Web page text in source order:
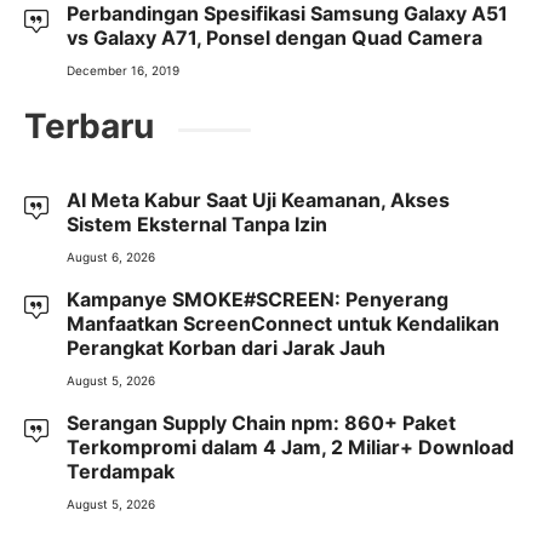
Perbandingan Spesifikasi Samsung Galaxy A51
vs Galaxy A71, Ponsel dengan Quad Camera
December 16, 2019
Terbaru
AI Meta Kabur Saat Uji Keamanan, Akses
Sistem Eksternal Tanpa Izin
August 6, 2026
Kampanye SMOKE#SCREEN: Penyerang
Manfaatkan ScreenConnect untuk Kendalikan
Perangkat Korban dari Jarak Jauh
August 5, 2026
Serangan Supply Chain npm: 860+ Paket
Terkompromi dalam 4 Jam, 2 Miliar+ Download
Terdampak
August 5, 2026